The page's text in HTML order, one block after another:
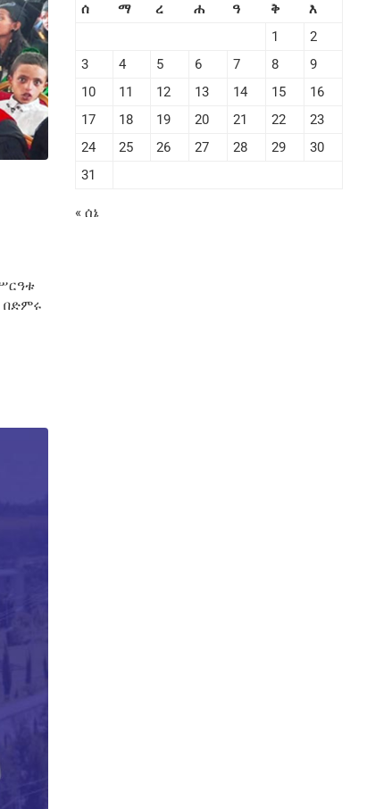
በድምሩ
ሰ
ማ ረ ሐ ዓ ቅ
እ
1
2
3
4 5 6 7 8
9
10
11 12 13 14 15
16
17
18 19 20 21 22
23
24
25 26 27 28 29
30
31
« ሰኔ